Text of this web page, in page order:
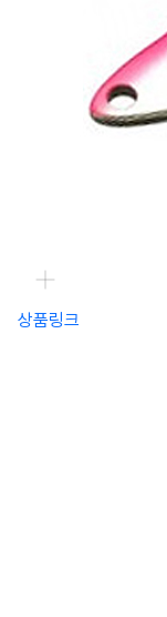
상품링크